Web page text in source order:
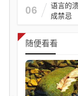
06
语言的
成禁忌
随便看看